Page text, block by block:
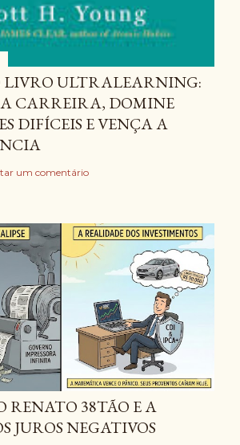
LIVRO ULTRALEARNING:
CARREIRA, DOMINE
DIFÍCEIS E VENÇA A
um comentário
RENATO 38TÃO E A
JUROS NEGATIVOS